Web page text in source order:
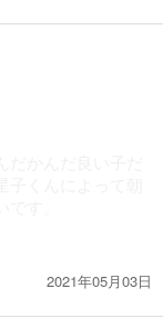
2021年05月03日